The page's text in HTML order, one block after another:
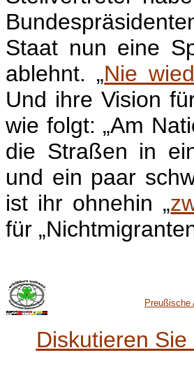
Staat nun eine
ablehnt. „Nie
Und ihre Vision
wie folgt: „Am
die Straßen in
und ein paar
ist ihr ohnehin „
für
Preußische
Diskutieren